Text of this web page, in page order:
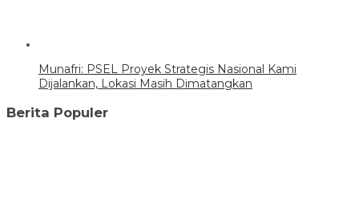
Munafri: PSEL Proyek Strategis Nasional Kami
Dijalankan, Lokasi Masih Dimatangkan
Berita Populer